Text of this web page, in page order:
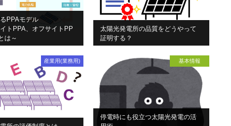
PPAモデル
トPPA、オフサイトPP
は～
太陽光発電所の品質をどうやって
証明する？
産業用(業務用) 基本情報
停電時にも役立つ太陽光発電の活